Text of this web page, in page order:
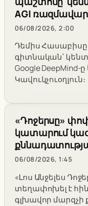
AGI
06/08/2026, 2:00
Դեմիս Հասաբիսը
գիտնական՝
Google
Կավուկչուօղլուն։
«Դոջերսը»
կատարում
06/08/2026, 1:45
«Լոս Անջելես
տեղափոխել է
գլխավոր մարզչի